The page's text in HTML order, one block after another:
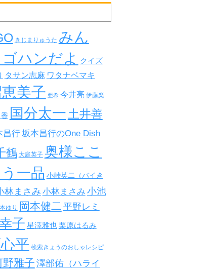
きじまりゅうた みん
ハンだよ
クイズ
タサン志麻 ワタナベマキ
恵美子 亜希 今井亮 伊藤楽
国分太一土井善
昌行坂本昌行のOne Dish
鶴 大庭英子 奥様ここ
一品 小峠英二（バイき
林まさみ 小林まさみ 小池
ゆり 岡本健二 平野レミ
子 星澤雅也 栗原はるみ
平 検索きょうのおしゃレシピ
野雅子 澤部佑（ハライ